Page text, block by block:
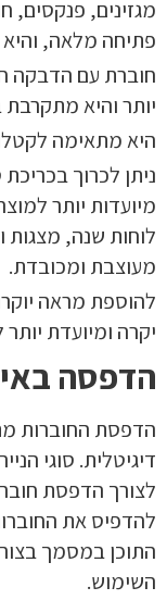
מגזינים, פנקסים,
פתיחה מלאה, והיא
חוברת עם הדבקה
יותר והיא
היא מתאימה
ניתן לכרוך
מיועדות יותר
לוחות שנה, מצגות
מעוצבת ומכובדת.
להוספת מראה
יקרה ומיועדת
הדפסה
הדפסת החוברות
דיגיטלית. סוגי
לצורך הדפסת
להדפיס את
התוכן במסמך
השימוש.